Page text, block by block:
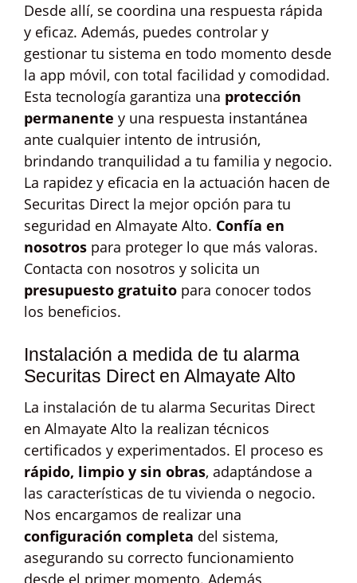
Desde allí, se coordina una respuesta rápida
y eficaz. Además, puedes controlar y
gestionar tu sistema en todo momento desde
la app móvil, con total facilidad y comodidad.
Esta tecnología garantiza una protección
permanente y una respuesta instantánea
ante cualquier intento de intrusión,
brindando tranquilidad a tu familia y negocio.
La rapidez y eficacia en la actuación hacen de
Securitas Direct la mejor opción para tu
seguridad en Almayate Alto. Confía en
nosotros para proteger lo que más valoras.
Contacta con nosotros y solicita un
presupuesto gratuito para conocer todos
los beneficios.
Instalación a medida de tu alarma
Securitas Direct en Almayate Alto
La instalación de tu alarma Securitas Direct
en Almayate Alto la realizan técnicos
certificados y experimentados. El proceso es
rápido, limpio y sin obras, adaptándose a
las características de tu vivienda o negocio.
Nos encargamos de realizar una
configuración completa del sistema,
asegurando su correcto funcionamiento
desde el primer momento. Además,